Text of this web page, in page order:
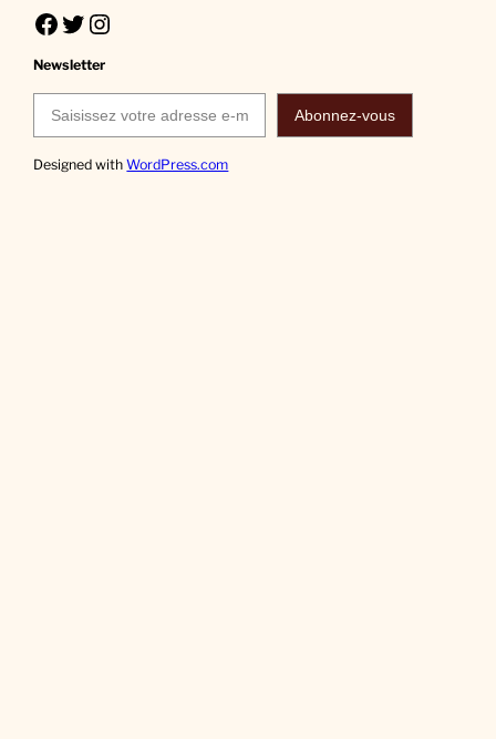
Facebook Twitter Instagram
Newsletter
Saisissez votre adresse e-mail…
Abonnez-vous
Designed withWordPress.com